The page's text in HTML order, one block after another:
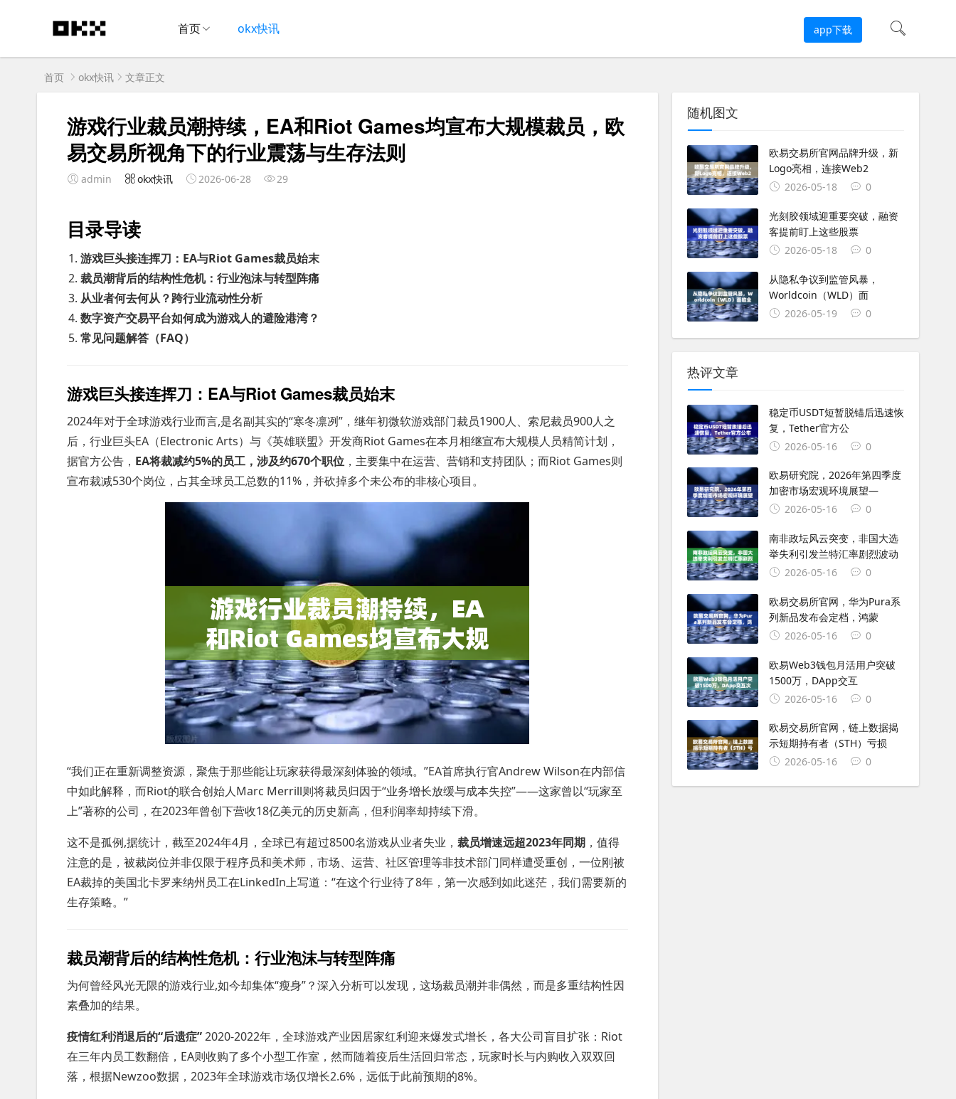
首页 okx快讯 app下载
首页 okx快讯 文章正文
游戏行业裁员潮持续，EA和Riot Games均宣布大规模裁员，欧
易交易所视角下的行业震荡与生存法则
admin okx快讯 2026-06-28 29
目录导读
游戏巨头接连挥刀：EA与Riot Games裁员始末
裁员潮背后的结构性危机：行业泡沫与转型阵痛
从业者何去何从？跨行业流动性分析
数字资产交易平台如何成为游戏人的避险港湾？
常见问题解答（FAQ）
游戏巨头接连挥刀：EA与Riot Games裁员始末
2024年对于全球游戏行业而言,是名副其实的“寒冬凛冽”，继年初微软游戏部门裁员1900人、索尼裁员900人之
后，行业巨头EA（Electronic Arts）与《英雄联盟》开发商Riot Games在本月相继宣布大规模人员精简计划，
据官方公告， EA将裁减约5%的员工，涉及约670个职位 ，主要集中在运营、营销和支持团队；而Riot Games则
宣布裁减530个岗位，占其全球员工总数的11%，并砍掉多个未公布的非核心项目。
“我们正在重新调整资源，聚焦于那些能让玩家获得最深刻体验的领域。”EA首席执行官Andrew Wilson在内部信
中如此解释，而Riot的联合创始人Marc Merrill则将裁员归因于“业务增长放缓与成本失控”——这家曾以“玩家至
上”著称的公司，在2023年曾创下营收18亿美元的历史新高，但利润率却持续下滑。
这不是孤例,据统计，截至2024年4月，全球已有超过8500名游戏从业者失业， 裁员增速远超2023年同期 ，值得
注意的是，被裁岗位并非仅限于程序员和美术师，市场、运营、社区管理等非技术部门同样遭受重创，一位刚被
EA裁掉的美国北卡罗来纳州员工在LinkedIn上写道：“在这个行业待了8年，第一次感到如此迷茫，我们需要新的
生存策略。”
裁员潮背后的结构性危机：行业泡沫与转型阵痛
为何曾经风光无限的游戏行业,如今却集体“瘦身”？深入分析可以发现，这场裁员潮并非偶然，而是多重结构性因
素叠加的结果。
疫情红利消退后的“后遗症”2020-2022年，全球游戏产业因居家红利迎来爆发式增长，各大公司盲目扩张：Riot
在三年内员工数翻倍，EA则收购了多个小型工作室，然而随着疫后生活回归常态，玩家时长与内购收入双双回
落，根据Newzoo数据，2023年全球游戏市场仅增长2.6%，远低于此前预期的8%。
随机图文
欧易交易所官网品牌升级，新
Logo亮相，连接Web2
2026-05-18
0
光刻胶领域迎重要突破，融资
客提前盯上这些股票
2026-05-18
0
从隐私争议到监管风暴，
Worldcoin（WLD）面
2026-05-19
0
热评文章
稳定币USDT短暂脱锚后迅速恢
复，Tether官方公
2026-05-16
0
欧易研究院，2026年第四季度
加密市场宏观环境展望—
2026-05-16
0
南非政坛风云突变，非国大选
举失利引发兰特汇率剧烈波动
2026-05-16
0
欧易交易所官网，华为Pura系
列新品发布会定档，鸿蒙
2026-05-16
0
欧易Web3钱包月活用户突破
1500万，DApp交互
2026-05-16
0
欧易交易所官网，链上数据揭
示短期持有者（STH）亏损
2026-05-16
0